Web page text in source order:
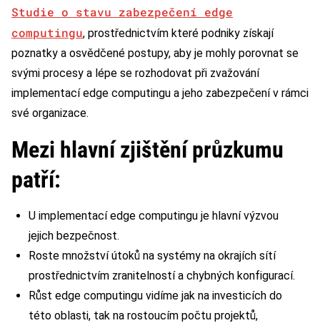
Studie o stavu zabezpečení edge
computingu, prostřednictvím které podniky získají
poznatky a osvědčené postupy, aby je mohly porovnat se
svými procesy a lépe se rozhodovat při zvažování
implementací edge computingu a jeho zabezpečení v rámci
své organizace.
Mezi hlavní zjištění průzkumu
patří:
U implementací edge computingu je hlavní výzvou
jejich bezpečnost.
Roste množství útoků na systémy na okrajích sítí
prostřednictvím zranitelností a chybných konfigurací.
Růst edge computingu vidíme jak na investicích do
této oblasti, tak na rostoucím počtu projektů,